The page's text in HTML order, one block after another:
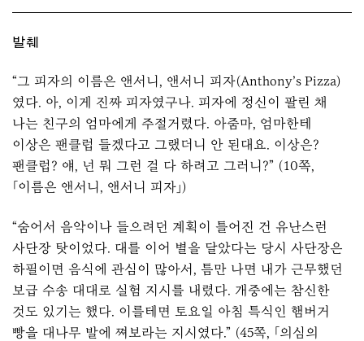
발췌
“그 피자의 이름은 앤서니, 앤서니 피자(Anthony’s Pizza)
였다. 아, 이게 진짜 피자였구나. 피자에 정신이 팔린 채
나는 친구의 엄마에게 주절거렸다. 아줌마, 엄마한테
이상은 팬클럽 들겠다고 그랬더니 안 된대요. 이상은?
팬클럽? 얘, 넌 뭐 그런 걸 다 하려고 그러니?” (10쪽,
「이름은 앤서니, 앤서니 피자」)
“숨어서 음악이나 들으려던 계획이 틀어진 건 유난스런
사단장 탓이었다. 대를 이어 별을 달았다는 당시 사단장은
하필이면 음식에 관심이 많아서, 틈만 나면 내가 근무했던
보급 수송 대대로 실험 지시를 내렸다. 개중에는 참신한
것도 있기는 했다. 이를테면 토요일 아침 특식인 햄버거
빵을 대나무 발에 쪄보라는 지시였다.” (45쪽, 「의심의